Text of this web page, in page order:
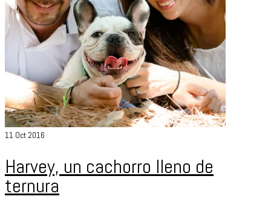
11 Oct 2016
Harvey, un cachorro lleno de
ternura